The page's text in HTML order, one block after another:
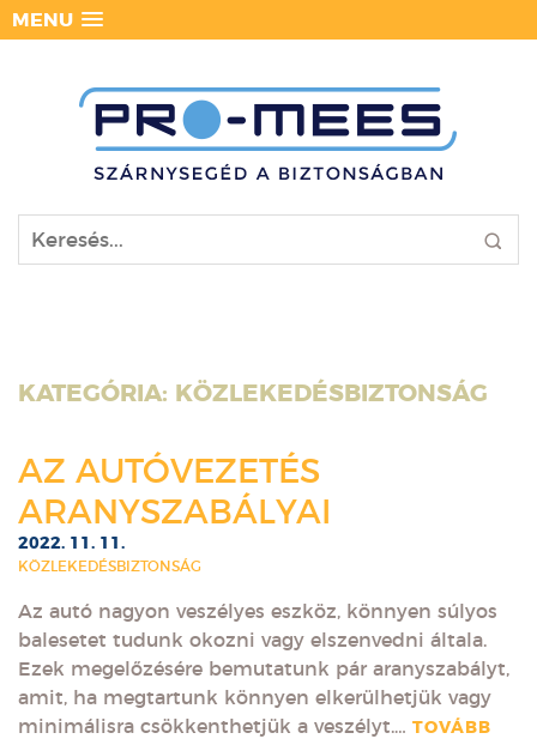
MENU
KATEGÓRIA: KÖZLEKEDÉSBIZTONSÁG
AZ AUTÓVEZETÉS
ARANYSZABÁLYAI
2022. 11. 11.
KÖZLEKEDÉSBIZTONSÁG
Az autó nagyon veszélyes eszköz, könnyen súlyos
balesetet tudunk okozni vagy elszenvedni általa.
Ezek megelőzésére bemutatunk pár aranyszabályt,
amit, ha megtartunk könnyen elkerülhetjük vagy
minimálisra csökkenthetjük a veszélyt.… TOVÁBB